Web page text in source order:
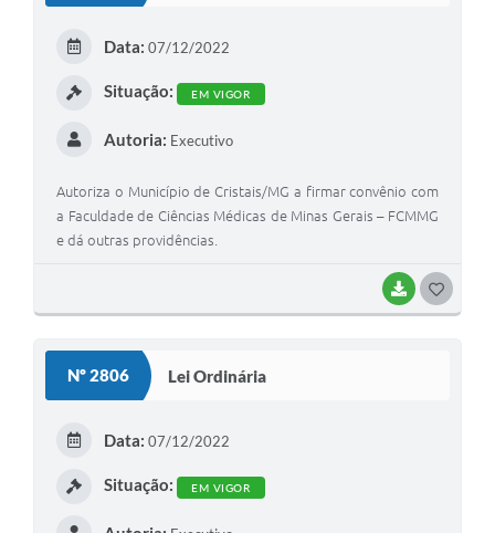
BAIXAR
Data: 07/12/2022
Situação: EM VIGOR
Autoria: Executivo
Autoriza o Município de Cristais/MG a firmar convênio com
a Faculdade de Ciências Médicas de Minas Gerais – FCMMG
e dá outras providências.
Nº 2806 Lei Ordinária
Data: 07/12/2022
Situação: EM VIGOR